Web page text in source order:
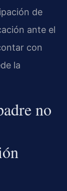
de
ante el
con
la
no